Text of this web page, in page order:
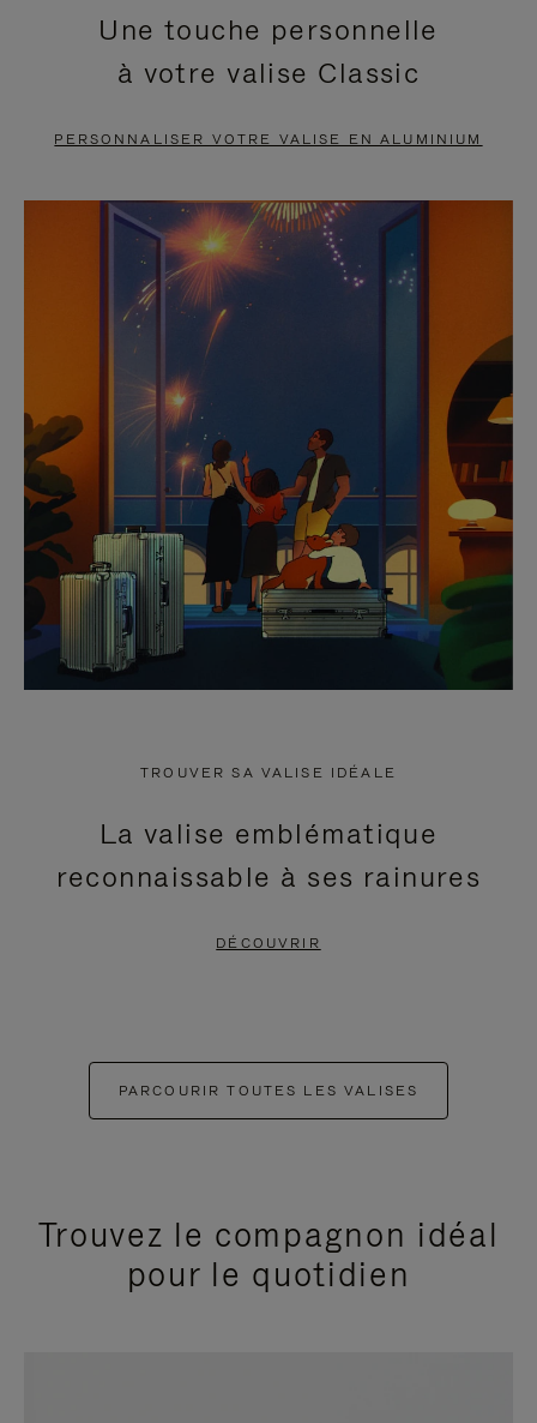
EN
PAUSE,
APPUYEZ
POUR
METTRE
PAUSE
VIDÉO
EST
DÉSACTIVÉ.
CLIQUER
POUR
RÉACTIVER
LE
SON
Une touche personnelle
à votre valise Classic
PERSONNALISER VOTRE VALISE EN ALUMINIUM
TROUVER SA VALISE IDÉALE
La valise emblématique
reconnaissable à ses rainures
DÉCOUVRIR
PARCOURIR TOUTES LES VALISES
Trouvez le compagnon idéal
pour le quotidien